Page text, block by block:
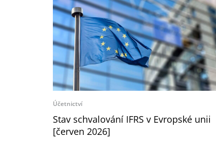
Účetnictví
Stav schvalování IFRS v Evropské unii
[červen 2026]